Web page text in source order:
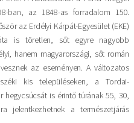
ban, az 1848-as forradalom 150.
az Erdélyi Kárpát-Egyesület (EKE)
is töretlen, sőt egyre nagyobb
hanem magyarországi, sőt román
az eseményen. A változatos
kis településeken, a Tordai-
hegycsúcsát is érintő túrának 55, 30,
jelentkezhetnek a természetjárás